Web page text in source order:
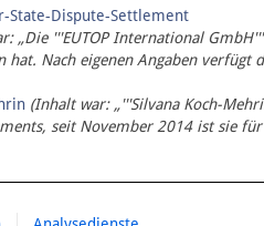
State-Dispute-Settlement
„Die '''EUTOP International
Nach eigenen Angaben verfügt
(Inhalt war: „'''Silvana Koch-
seit November 2014 ist sie